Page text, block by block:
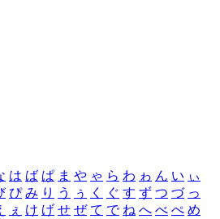
は ば ぱ ま や ゃ ら わ ゎ ん い ぃ
ぴ み り う ぅ く ぐ す ず つ づ っ
ぇ け げ せ ぜ て で ね へ べ ぺ め